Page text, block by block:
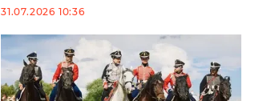
31.07.2026 10:36